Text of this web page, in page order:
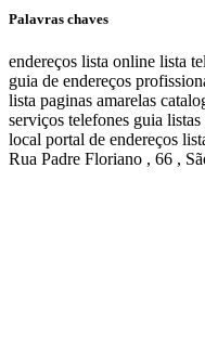
Palavras chaves
endereços lista online lista
guia de endereços
lista paginas amarelas
serviços telefones guia listas
local portal de endereços
Rua Padre Floriano , 66 ,